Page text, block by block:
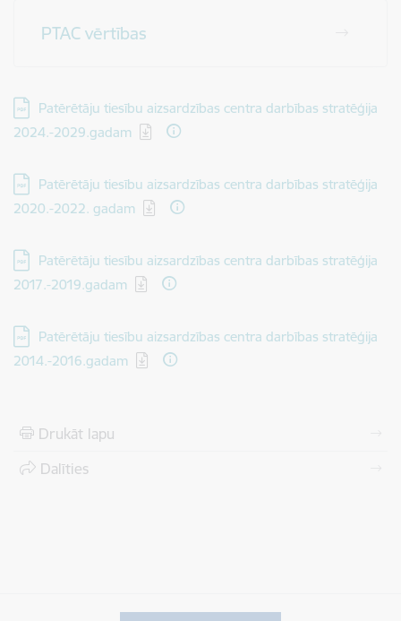
PTAC vērtības
Lejupielādēt:
Patērētāju tiesību aizsardzības centra darbības stratēģija
2024.-2029.gadam
Lejupielādēt:
Patērētāju tiesību aizsardzības centra darbības stratēģija
2020.-2022. gadam
Lejupielādēt:
Patērētāju tiesību aizsardzības centra darbības stratēģija
2017.-2019.gadam
Lejupielādēt:
Patērētāju tiesību aizsardzības centra darbības stratēģija
2014.-2016.gadam
Drukāt lapu
Dalīties